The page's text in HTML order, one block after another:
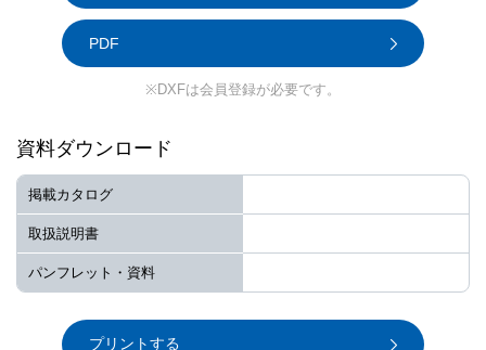
PDF
※DXFは会員登録が必要です。
資料ダウンロード
掲載カタログ
取扱説明書
パンフレット・資料
プリントする